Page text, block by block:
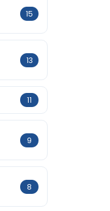
15
13
11
9
8